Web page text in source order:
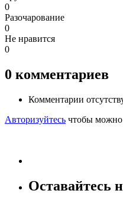
0
Разочарование
0
Не нравится
0
0 комментариев
Комментарии
Авторизуйтесь чтобы можно
Оставайтесь